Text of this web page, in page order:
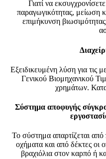
Γιατί να
παραγωγικότητας, μείωση
επιμήκυνση
Εξειδικευμένη λύση για τις
Γενικού Βιομηχανικού
χρημάτων.
Σύστημα αποφυγής
Το σύστημα απαρτίζεται από
οχήματα και από δέκτες οι
βραχιόλια στον καρπό ή